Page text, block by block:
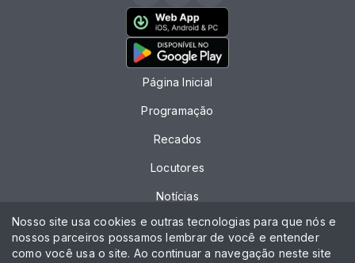
Página Inicial
Programação
Recados
Locutores
Notícias
Contato
Chat
Nosso site usa cookies e outras tecnologias para que nós e
nossos parceiros possamos lembrar de você e entender
como você usa o site. Ao continuar a navegação neste site